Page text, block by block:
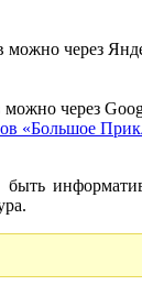
можно через
можно через
«Большое
быть